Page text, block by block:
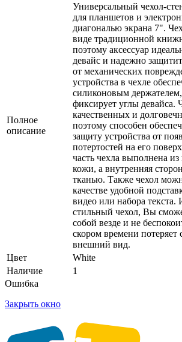
Полное
описание
Универсальный чехол-
для планшетов и
диагональю экрана 7".
виде традиционной
поэтому аксессуар
девайс и надежно
от механических
устройства в чехле
силиконовым
фиксирует углы девайса.
качественных и
поэтому способен
защиту устройства от
потертостей на его
часть чехла выполнена из
кожи, а внутренняя
тканью. Также чехол
качестве удобной
видео или набора текста.
стильный чехол, Вы
собой везде и не
скором времени потеряет
внешний вид.
Цвет
White
Наличие
1
Ошибка
Закрыть окно